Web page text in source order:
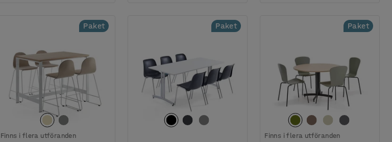
Paket
Finns i flera utföranden
Paket Paket
Finns i flera utföranden